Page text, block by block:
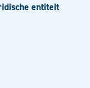
entiteit